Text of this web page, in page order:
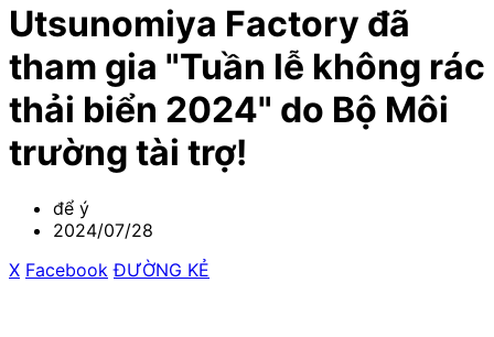
Utsunomiya Factory đã
tham gia "Tuần lễ không rác
thải biển 2024" do Bộ Môi
trường tài trợ!
để ý
2024/07/28
X Facebook ​ ​ĐƯỜNG KẺ